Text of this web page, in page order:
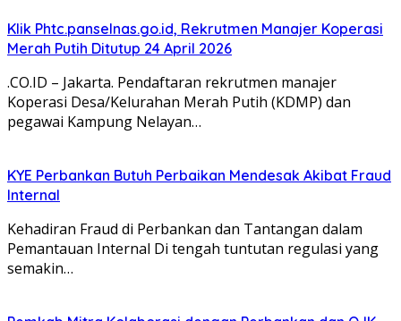
Klik Phtc.panselnas.go.id, Rekrutmen Manajer Koperasi
Merah Putih Ditutup 24 April 2026
.CO.ID – Jakarta. Pendaftaran rekrutmen manajer
Koperasi Desa/Kelurahan Merah Putih (KDMP) dan
pegawai Kampung Nelayan…
KYE Perbankan Butuh Perbaikan Mendesak Akibat Fraud
Internal
Kehadiran Fraud di Perbankan dan Tantangan dalam
Pemantauan Internal Di tengah tuntutan regulasi yang
semakin…